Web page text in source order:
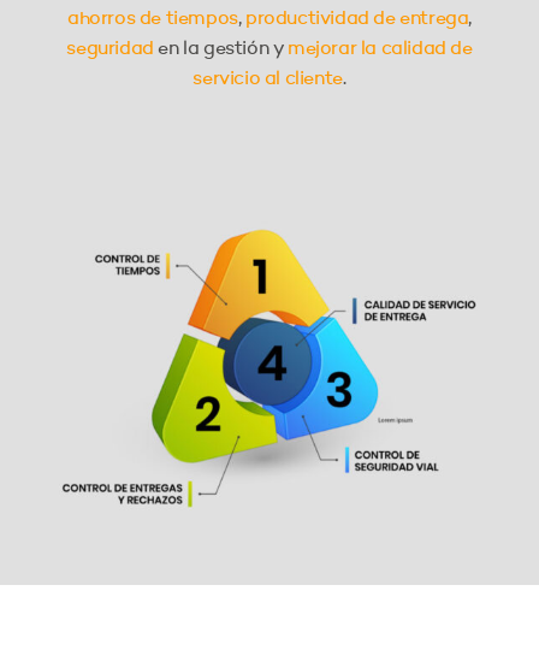
ahorros de tiempos, productividad de entrega,
seguridad en la gestión y mejorar la calidad de
servicio al cliente.